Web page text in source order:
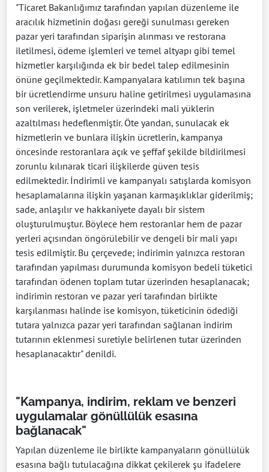
"Ticaret Bakanlığımız tarafından yapılan düzenleme ile
aracılık hizmetinin doğası gereği sunulması gereken
pazar yeri tarafından siparişin alınması ve restorana
iletilmesi, ödeme işlemleri ve temel altyapı gibi temel
hizmetler karşılığında ek bir bedel talep edilmesinin
önüne geçilmektedir. Kampanyalara katılımın tek başına
bir ücretlendirme unsuru haline getirilmesi uygulamasına
son verilerek, işletmeler üzerindeki mali yüklerin
azaltılması hedeflenmiştir. Öte yandan, sunulacak ek
hizmetlerin ve bunlara ilişkin ücretlerin, kampanya
öncesinde restoranlara açık ve şeffaf şekilde bildirilmesi
zorunlu kılınarak ticari ilişkilerde güven tesis
edilmektedir. İndirimli ve kampanyalı satışlarda komisyon
hesaplamalarına ilişkin yaşanan karmaşıklıklar giderilmiş;
sade, anlaşılır ve hakkaniyete dayalı bir sistem
oluşturulmuştur. Böylece hem restoranlar hem de pazar
yerleri açısından öngörülebilir ve dengeli bir mali yapı
tesis edilmiştir. Bu çerçevede; indirimin yalnızca restoran
tarafından yapılması durumunda komisyon bedeli tüketici
tarafından ödenen toplam tutar üzerinden hesaplanacak;
indirimin restoran ve pazar yeri tarafından birlikte
karşılanması halinde ise komisyon, tüketicinin ödediği
tutara yalnızca pazar yeri tarafından sağlanan indirim
tutarının eklenmesi suretiyle belirlenen tutar üzerinden
hesaplanacaktır" denildi.
"Kampanya, indirim, reklam ve benzeri
uygulamalar gönüllülük esasına
bağlanacak"
Yapılan düzenleme ile birlikte kampanyaların gönüllülük
esasına bağlı tutulacağına dikkat çekilerek şu ifadelere